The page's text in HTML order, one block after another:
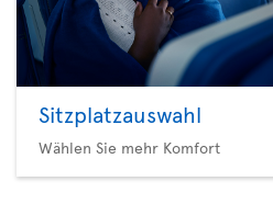
Sitzplatzauswahl
Wählen Sie mehr Komfort